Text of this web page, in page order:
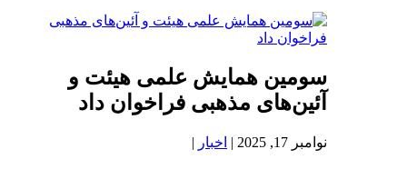
سومین همایش علمی هیئت و
آئین‌های مذهبی فراخوان داد
نوامبر 17, 2025 | اخبار |